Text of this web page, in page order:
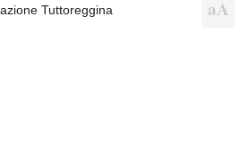
Tuttoreggina